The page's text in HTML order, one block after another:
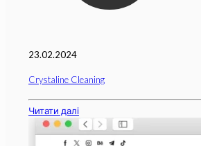
23.02.2024
Crystaline Cleaning
Читати далі